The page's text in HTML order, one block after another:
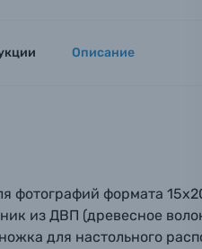
Описание
фотографий формата
из ДВП (древесное
для настольного